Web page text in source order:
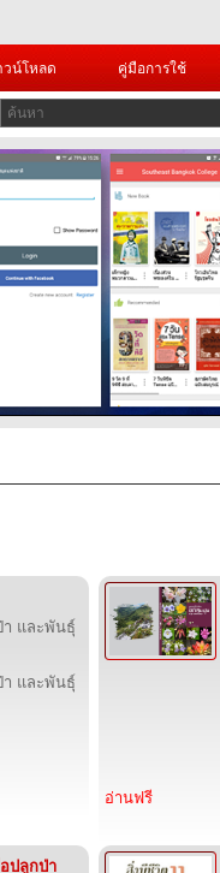
วน์โหลด คู่มือการใช้
และพันธุ์
และพันธุ์
อ่านฟรี
ปลูกป่า